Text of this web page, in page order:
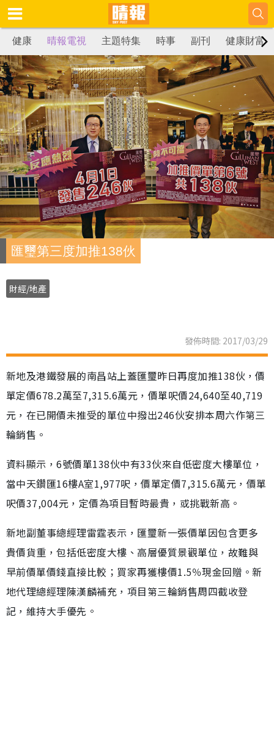
健康 晴報電視 主題特集 時事 副刊 健康財富
匯璽第三度加推138伙
財經/地產
發佈時間: 2017/03/29
新地及港鐵發展的南昌站上蓋匯璽昨日再度加推138伙，價
單定價678.2萬至7,315.6萬元，價單呎價24,640至40,719
元，在已開價未推受的單位中撥出246伙安排本周六作第三
輪銷售。
資料顯示，6號價單138伙中有33伙來自低密度大樓單位，
當中天鑽匯16樓A室1,977呎，價單定價7,315.6萬元，價單
呎價37,004元，定價為項目暫時最貴，或挑戰新高。
新地副董事總經理雷霆表示，匯璽新一張價單因包含更多
貴價貨重，包括低密度大樓、高層優質景觀單位，故難與
早前價單價錢直接比較；買家再獲樓價1.5％現金回贈。新
地代理總經理陳漢麟補充，項目第三輪銷售周四截收登
記，維持大手優先。